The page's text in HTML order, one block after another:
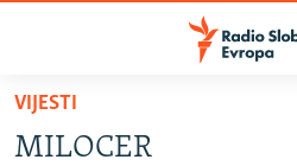
Pređite
glavni
VIJESTI
MILOCER